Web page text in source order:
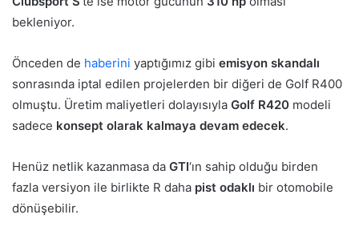
bekleniyor.
Önceden de haberini yaptığımız gibi emisyon skandalı
sonrasında iptal edilen projelerden bir diğeri de Golf R400
olmuştu. Üretim maliyetleri dolayısıyla Golf R420 modeli
sadece konsept olarak kalmaya devam edecek.
Henüz netlik kazanmasa da GTI‘ın sahip olduğu birden
fazla versiyon ile birlikte R daha pist odaklı bir otomobile
dönüşebilir.